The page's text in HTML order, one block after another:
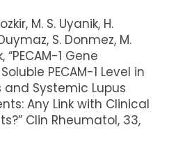
M. S. Uyanik, H.
S. Donmez, M.
“PECAM-1 Gene
PECAM-1 Level in
Systemic Lupus
Any Link with Clinical
Clin Rheumatol, 33,